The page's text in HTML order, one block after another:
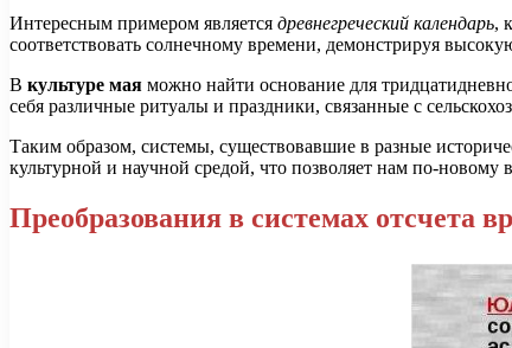
Интересным примером является древнегреческий календарь,
соответствовать солнечному времени, демонстрируя
В культуре мая можно найти основание для
себя различные ритуалы и праздники, связанные с
Таким образом, системы, существовавшие в разные
культурной и научной средой, что позволяет нам по-новому
Преобразования в системах отсчета